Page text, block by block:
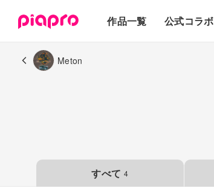
作品一覧
3Dモデル
公式コラボ
Meton
すべて 4